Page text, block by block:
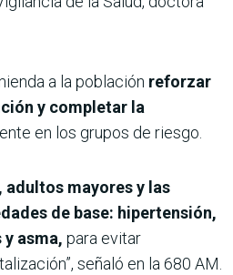
a la población reforzar
y completar la
en los grupos de riesgo.
adultos mayores y las
de base: hipertensión,
asma, para evitar
señaló en la 680 AM.